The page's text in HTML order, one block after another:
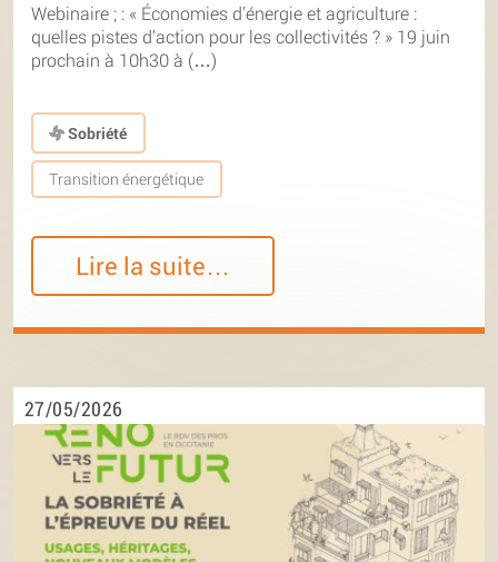
Webinaire ; : « Économies d’énergie et agriculture :
quelles pistes d’action pour les collectivités ? » 19 juin
prochain à 10h30 à (…)
Sobriété
Transition énergétique
Lire la suite…
27/05/2026